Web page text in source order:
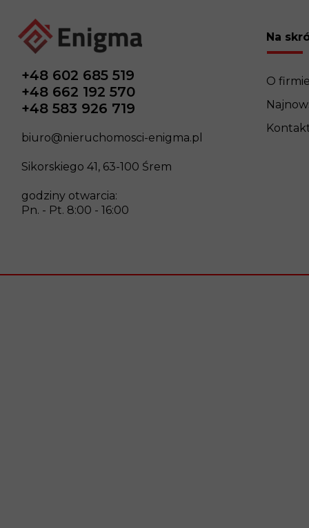
+48 602 685 519
+48 662 192 570
+48 583 926 719
biuro@nieruchomosci-enigma.pl
Sikorskiego 41, 63-100 Śrem
godziny otwarcia:
Pn. - Pt. 8:00 - 16:00
Na
O